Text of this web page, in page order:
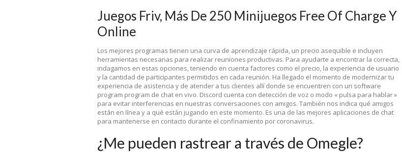
Juegos Friv, Más De 250 Minijuegos Free Of Charge Y
Online
Los mejores programas tienen una curva de aprendizaje rápida, un precio asequible e incluyen
herramientas necesarias para realizar reuniones productivas. Para ayudarte a encontrar la correcta,
indagamos en estas opciones, teniendo en cuenta factores como el precio, la experiencia de usuario
y la cantidad de participantes permitidos en cada reunión. Ha llegado el momento de modernizar tu
experiencia de asistencia y de atender a tus clientes allí donde se encuentren con un software
program program de chat en vivo. Discord cuenta con detección de voz o modo « pulsa para hablar »
para evitar interferencias en nuestras conversaciones con amigos. También nos indica qué amigos
están en línea y a qué están jugando en este momento. Es una de las mejores aplicaciones de chat
para mantenerse en contacto durante el confinamiento por coronavirus.
¿Me pueden rastrear a través de Omegle?